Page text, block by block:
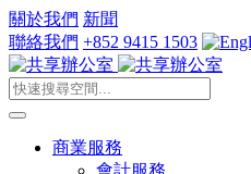
關於我們 新聞
聯絡我們 +852 9415 1503
商業服務
會計服務